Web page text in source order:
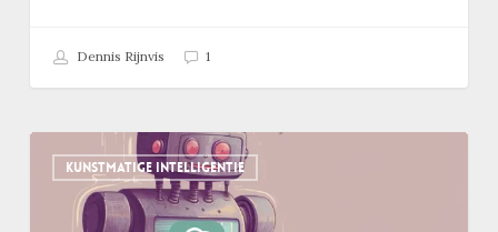
Dennis Rijnvis 1
KUNSTMATIGE INTELLIGENTIE
ChatGPT